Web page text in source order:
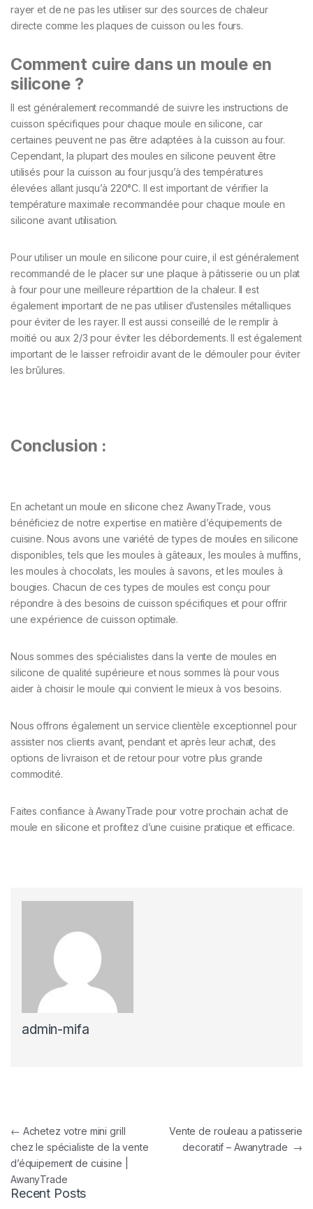
rayer et de ne pas les utiliser sur des sources de chaleur
directe comme les plaques de cuisson ou les fours.
Comment cuire dans un moule en
silicone ?
Il est généralement recommandé de suivre les instructions de
cuisson spécifiques pour chaque moule en silicone, car
certaines peuvent ne pas être adaptées à la cuisson au four.
Cependant, la plupart des moules en silicone peuvent être
utilisés pour la cuisson au four jusqu’à des températures
élevées allant jusqu’à 220°C. Il est important de vérifier la
température maximale recommandée pour chaque moule en
silicone avant utilisation.
Pour utiliser un moule en silicone pour cuire, il est généralement
recommandé de le placer sur une plaque à pâtisserie ou un plat
à four pour une meilleure répartition de la chaleur. Il est
également important de ne pas utiliser d’ustensiles métalliques
pour éviter de les rayer. Il est aussi conseillé de le remplir à
moitié ou aux 2/3 pour éviter les débordements. Il est également
important de le laisser refroidir avant de le démouler pour éviter
les brûlures.
Conclusion :
En achetant un moule en silicone chez AwanyTrade, vous
bénéficiez de notre expertise en matière d’équipements de
cuisine. Nous avons une variété de types de moules en silicone
disponibles, tels que les moules à gâteaux, les moules à muffins,
les moules à chocolats, les moules à savons, et les moules à
bougies. Chacun de ces types de moules est conçu pour
répondre à des besoins de cuisson spécifiques et pour offrir
une expérience de cuisson optimale.
Nous sommes des spécialistes dans la vente de moules en
silicone de qualité supérieure et nous sommes là pour vous
aider à choisir le moule qui convient le mieux à vos besoins.
Nous offrons également un service clientèle exceptionnel pour
assister nos clients avant, pendant et après leur achat, des
options de livraison et de retour pour votre plus grande
commodité.
Faites confiance à AwanyTrade pour votre prochain achat de
moule en silicone et profitez d’une cuisine pratique et efficace.
admin-mifa
Navigation de l’article
← Achetez votre mini grill
chez le spécialiste de la vente
d’équipement de cuisine |
AwanyTrade
Vente de rouleau a patisserie
decoratif – Awanytrade →
Recent Posts